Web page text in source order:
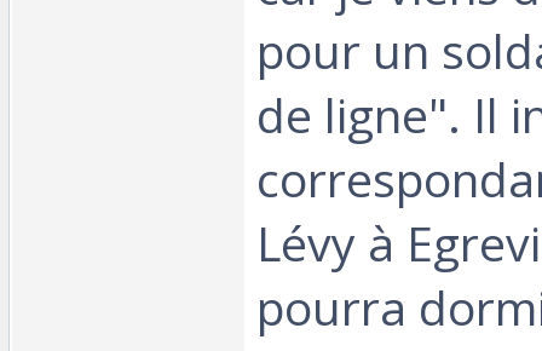
pour un
de ligne". Il
Lévy à
pourra